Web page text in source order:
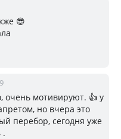
😎
очень мотивируют. 👍 у
но вчера это
перебор, сегодня уже
.